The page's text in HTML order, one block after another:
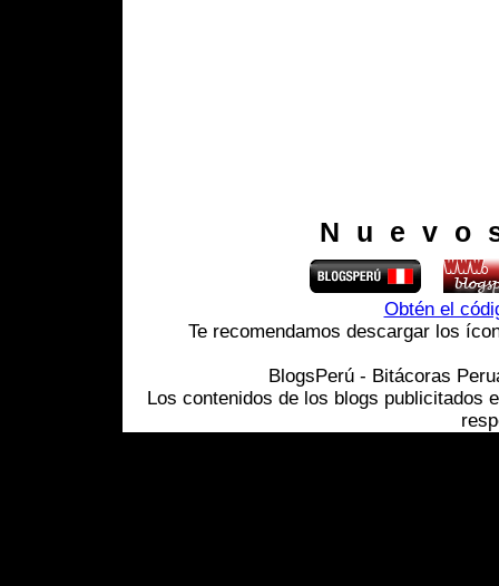
Obtén el
Te recomendamos descargar los
BlogsPerú - Bitácoras
Los contenidos de los blogs publicitados